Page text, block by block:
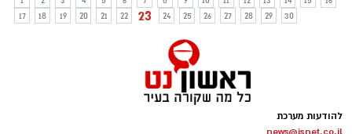
17
18 19 20 21 22 23 24 25 26 27 28 29 30
להודעות מערכת